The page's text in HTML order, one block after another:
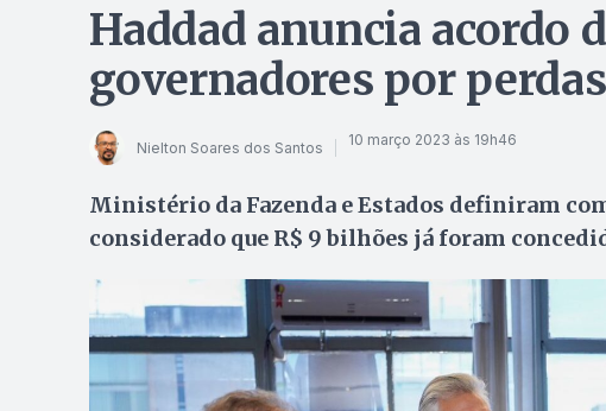
Haddad anuncia acordo
governadores por
Nielton Soares dos Santos 10 março 2023 às 19h46
Ministério da Fazenda e Estados definiram
considerado que R$ 9 bilhões já foram